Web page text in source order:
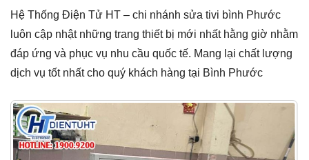
Hệ Thống Điện Tử HT – chi nhánh sửa tivi bình Phước
luôn cập nhật những trang thiết bị mới nhất hằng giờ nhằm
đáp ứng và phục vụ nhu cầu quốc tế. Mang lại chất lượng
dịch vụ tốt nhất cho quý khách hàng tại Bình Phước